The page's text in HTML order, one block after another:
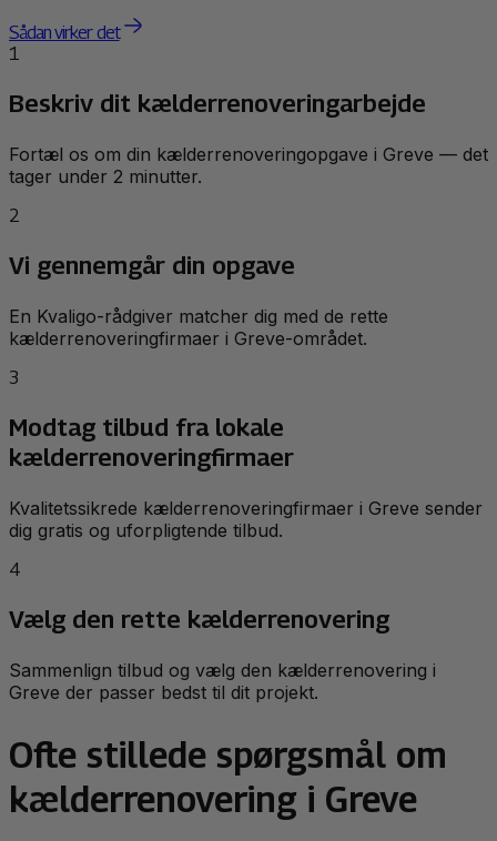
Sådan virker det
1
Beskriv dit kælderrenoveringarbejde
Fortæl os om din kælderrenoveringopgave i Greve — det
tager under 2 minutter.
2
Vi gennemgår din opgave
En Kvaligo-rådgiver matcher dig med de rette
kælderrenoveringfirmaer i Greve-området.
3
Modtag tilbud fra lokale
kælderrenoveringfirmaer
Kvalitetssikrede kælderrenoveringfirmaer i Greve sender
dig gratis og uforpligtende tilbud.
4
Vælg den rette kælderrenovering
Sammenlign tilbud og vælg den kælderrenovering i
Greve der passer bedst til dit projekt.
Ofte stillede spørgsmål om
kælderrenovering i Greve